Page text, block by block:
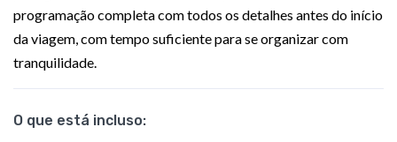
programação completa com todos os detalhes antes do início
da viagem, com tempo suficiente para se organizar com
tranquilidade.
O que está incluso: